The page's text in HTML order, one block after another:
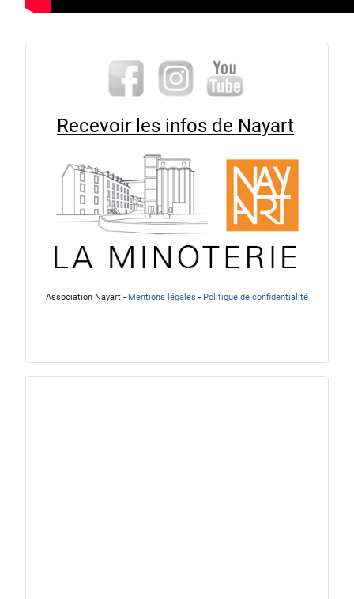
Recevoir les infos de Nayart
Association Nayart - Mentions légales - Politique de confidentialité